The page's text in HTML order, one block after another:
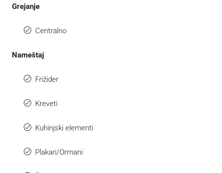
Grejanje
Centralno
Nameštaj
Frižider
Kreveti
Kuhinjski elementi
Plakari/Ormani